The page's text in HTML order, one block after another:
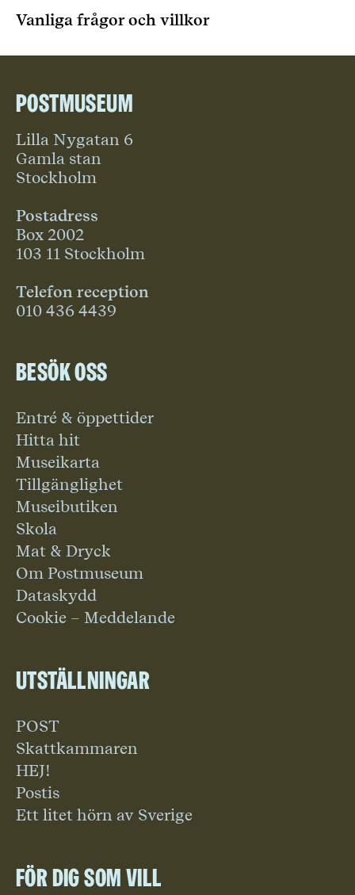
Vanliga frågor och villkor
Postmuseum
Lilla Nygatan 6
Gamla stan
Stockholm
Postadress
Box 2002
103 11 Stockholm
Telefon reception
010 436 4439
Besök oss
Entré & öppettider
Hitta hit
Museikarta
Tillgänglighet
Museibutiken
Skola
Mat & Dryck
Om Postmuseum
Dataskydd
Cookie – Meddelande
Utställningar
POST
Skattkammaren
HEJ!
Postis
Ett litet hörn av Sverige
För dig som vill